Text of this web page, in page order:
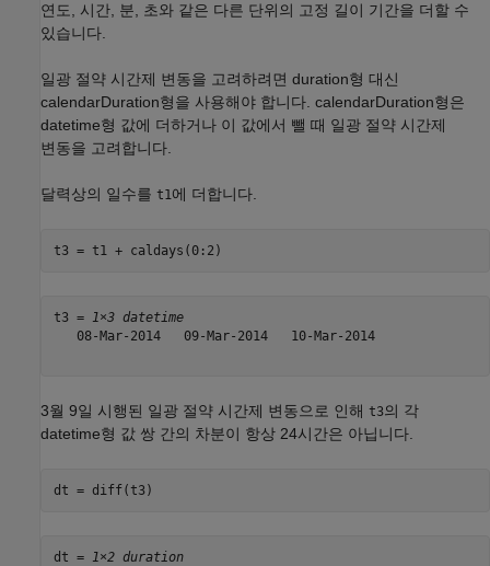
연도, 시간, 분, 초와 같은 다른 단위의 고정 길이 기간을 더할 수
있습니다.
일광 절약 시간제 변동을 고려하려면 duration형 대신
calendarDuration형을 사용해야 합니다. calendarDuration형은
datetime형 값에 더하거나 이 값에서 뺄 때 일광 절약 시간제
변동을 고려합니다.
달력상의 일수를 t1에 더합니다.
t3 = t1 + caldays(0:2)
t3 = 1×3 datetime
   08-Mar-2014   09-Mar-2014   10-Mar-2014
3월 9일 시행된 일광 절약 시간제 변동으로 인해 t3의 각
datetime형 값 쌍 간의 차분이 항상 24시간은 아닙니다.
dt = diff(t3)
dt = 1×2 duration